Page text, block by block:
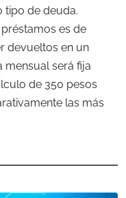
tipo de deuda.
es de
devueltos en un
mensual será fija
de 350 pesos
las más